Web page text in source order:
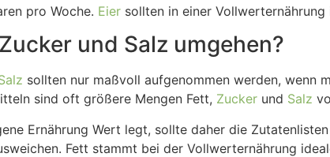
pro Woche. Eier sollten in einer
und Salz umgehen?
sollten nur maßvoll aufgenommen werden, wenn
sind oft größere Mengen Fett, Zucker und Salz
Ernährung Wert legt, sollte daher die
Fett stammt bei der Vollwerternährung